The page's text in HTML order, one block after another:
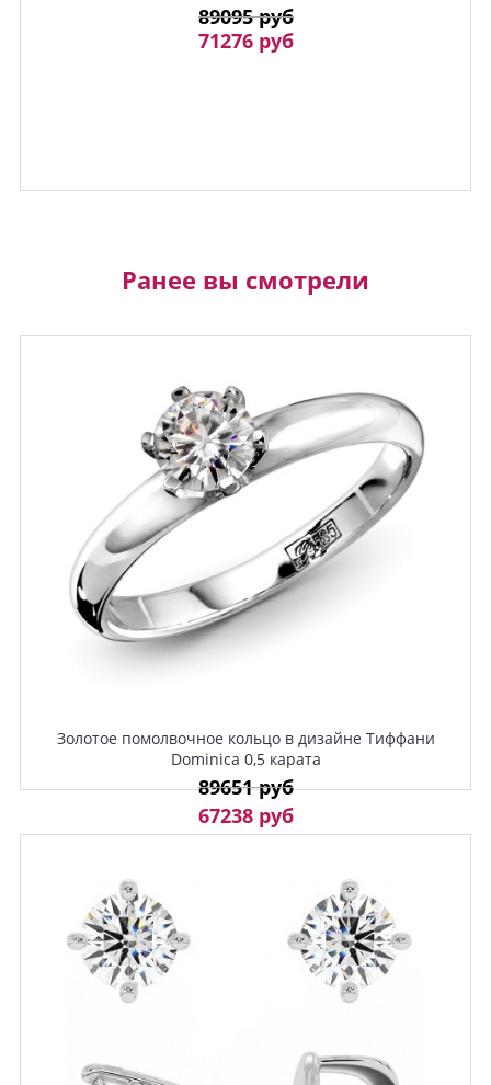
89095 руб
71276 руб
Ранее вы смотрели
Золотое помолвочное кольцо в дизайне Тиффани
Dominica 0,5 карата
89651 руб
67238 руб